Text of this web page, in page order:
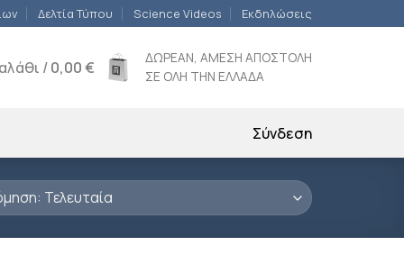
Δελτία Τύπου Science Videos Εκδηλώσεις
/0,00€
ΔΩΡΕΑΝ, ΑΜΕΣΗ ΑΠΟΣΤΟΛΗ
ΣΕ ΟΛΗ ΤΗΝ ΕΛΛΑΔΑ
Σύνδεση